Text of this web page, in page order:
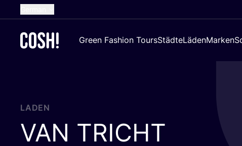
Dutch
Croatian
Green Fashion ToursStädteLädenMarken
LADEN
VAN TRICHT